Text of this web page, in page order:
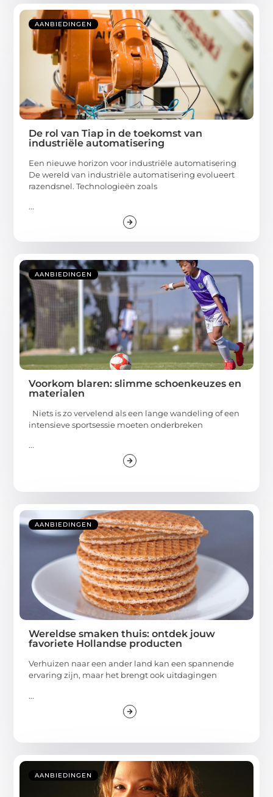
AANBIEDINGEN
De rol van Tiap in de toekomst van
industriële automatisering
Een nieuwe horizon voor industriële automatisering
De wereld van industriële automatisering evolueert
razendsnel. Technologieën zoals
...
AANBIEDINGEN
Voorkom blaren: slimme schoenkeuzes en
materialen
Niets is zo vervelend als een lange wandeling of een
intensieve sportsessie moeten onderbreken
...
AANBIEDINGEN
Wereldse smaken thuis: ontdek jouw
favoriete Hollandse producten
Verhuizen naar een ander land kan een spannende
ervaring zijn, maar het brengt ook uitdagingen
...
AANBIEDINGEN